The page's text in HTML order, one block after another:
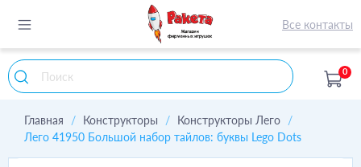
Все контакты
0
Главная Конструкторы
Конструкторы Лего
Лего 41950 Большой набор тайлов: буквы Lego Dots